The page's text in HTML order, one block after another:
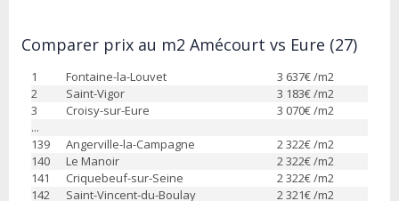
Comparer prix au m2 Amécourt vs Eure (27)
1 Fontaine-la-Louvet 3 637€ /m2
2
Saint-Vigor 3 183€ /m2
3
Croisy-sur-Eure 3 070€ /m2
...
139
Angerville-la-Campagne 2 322€ /m2
140
Le Manoir 2 322€ /m2
141
Criquebeuf-sur-Seine 2 322€ /m2
142
Saint-Vincent-du-Boulay 2 321€ /m2